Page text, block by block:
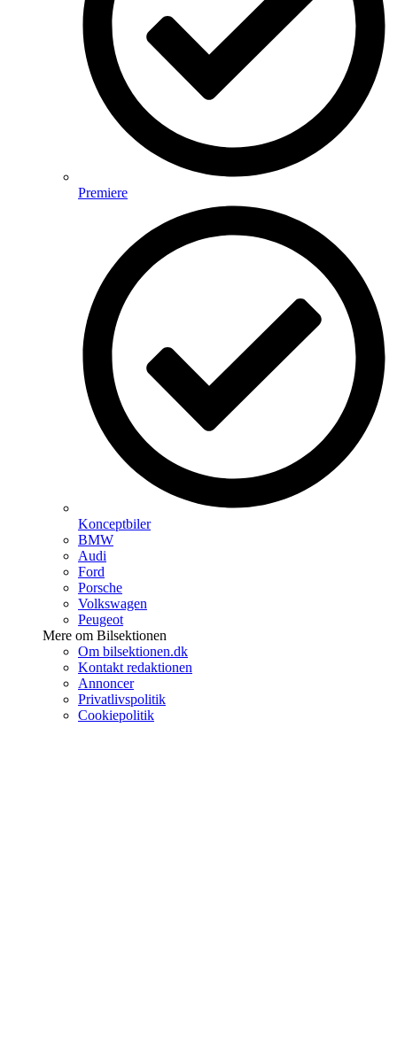
Premiere
Konceptbiler
BMW
Audi
Ford
Porsche
Volkswagen
Peugeot
Mere om Bilsektionen
Om bilsektionen.dk
Kontakt redaktionen
Annoncer
Privatlivspolitik
Cookiepolitik